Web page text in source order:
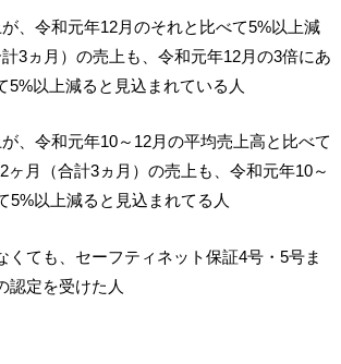
、令和元年12月のそれと比べて5%以上減
3ヵ月）の売上も、令和元年12月の3倍にあ
5%以上減ると見込まれている人
、令和元年10～12月の平均売上高と比べて
ヶ月（合計3ヵ月）の売上も、令和元年10～
5%以上減ると見込まれてる人
ても、セーフティネット保証4号・5号ま
認定を受けた人